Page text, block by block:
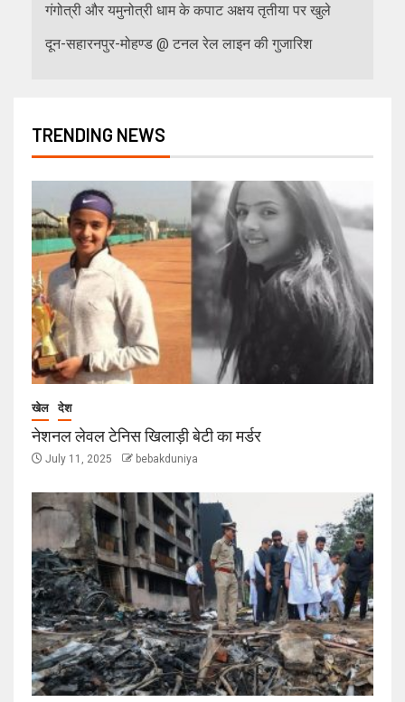
गंगोत्री और यमुनोत्री धाम के कपाट अक्षय तृतीया पर खुले
दून-सहारनपुर-मोहण्ड @ टनल रेल लाइन की गुजारिश
TRENDING NEWS
खेल देश
नेशनल लेवल टेनिस खिलाड़ी बेटी का मर्डर
July 11, 2025 bebakduniya